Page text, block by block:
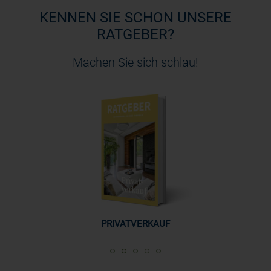
KENNEN SIE SCHON UNSERE
RATGEBER?
Machen Sie sich schlau!